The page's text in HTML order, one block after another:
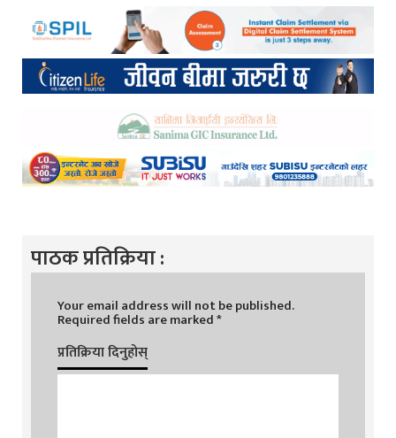
पाठक प्रतिक्रिया :
Your email address will not be published.
Required fields are marked*
प्रतिक्रिया दिनुहोस्